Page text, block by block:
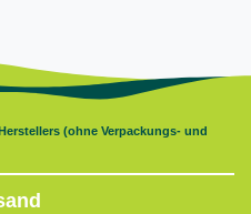
(ohne Verpackungs- und